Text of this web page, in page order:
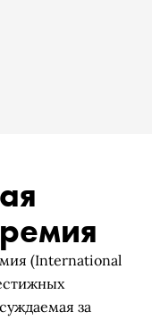
(International
за